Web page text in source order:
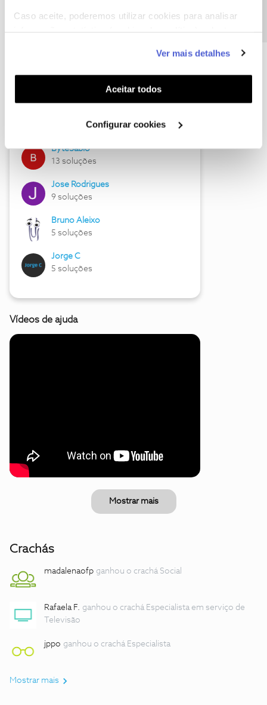
Caso aceite, poderemos utilizar cookies para analisar
funcionalidades (cookies de personalização e
funcionalidade) e adaptar anúncios aos seus interesses
(cookies de publicidade personalizada). Pode gerir a
utilização dos cookies clicando em "Configurar
Ver mais detalhes
Aceitar todos
Configurar cookies
Hall of Fame de julho
17 soluções
ByteSábio
13 soluções
Jose Rodrigues
9 soluções
Bruno Aleixo
5 soluções
Jorge C
5 soluções
Vídeos de ajuda
Mostrar mais
Crachás
madalenaofp ganhou o crachá Social
Rafaela F. ganhou o crachá Especialista em serviço de
Televisão
jppo ganhou o crachá Especialista
Mostrar mais